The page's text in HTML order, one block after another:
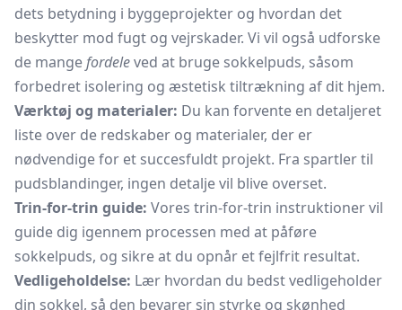
dets betydning i byggeprojekter og hvordan det
beskytter mod fugt og vejrskader. Vi vil også udforske
de mangefordeleved at bruge sokkelpuds, såsom
forbedret isolering og æstetisk tiltrækning af dit hjem.
Værktøj og materialer: Du kan forvente en detaljeret
liste over de redskaber og materialer, der er
nødvendige for et succesfuldt projekt. Fra spartler til
pudsblandinger, ingen detalje vil blive overset.
Trin-for-trin guide: Vores trin-for-trin instruktioner vil
guide dig igennem processen med at påføre
sokkelpuds, og sikre at du opnår et fejlfrit resultat.
Vedligeholdelse: Lær hvordan du bedst vedligeholder
din sokkel, så den bevarer sin styrke og skønhed